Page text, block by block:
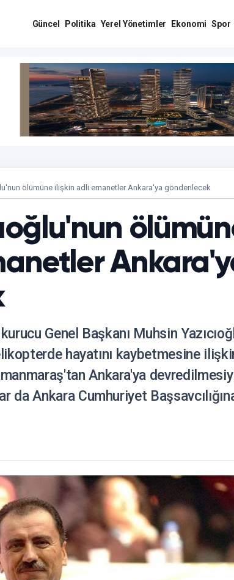
Güncel Politika Yerel Yönetimler Ekonomi Spor
ölümüne ilişkin adli emanetler Ankara'ya gönderilecek
Genel Başkanı Muhsin
hayatını kaybetmesine
Ankara'ya
da Ankara Cumhuriyet